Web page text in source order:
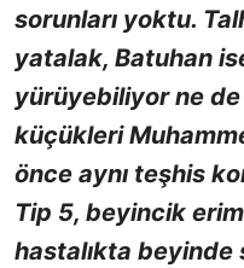
sorunları yoktu.
yatalak, Batuhan
yürüyebiliyor ne
küçükleri
önce aynı teşhis
Tip 5, beyincik
hastalıkta beyinde